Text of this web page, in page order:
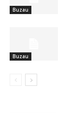
Buzau
Buzau